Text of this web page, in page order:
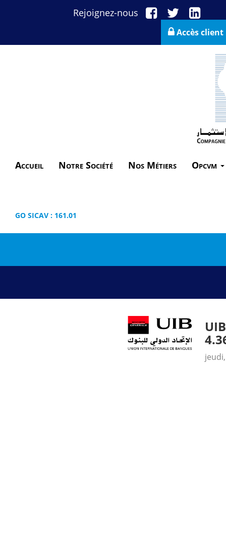
Rejoignez-nous
Accès client
Accueil Notre Société Nos Métiers Opcvm
GO SICAV : 161.01